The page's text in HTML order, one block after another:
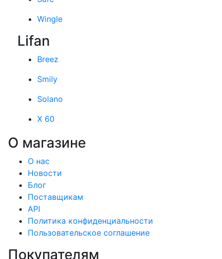
Wingle
Lifan
Breez
Smily
Solano
X 60
О магазине
О нас
Новости
Блог
Поставщикам
API
Политика конфиденциальности
Пользовательское соглашение
Покупателям